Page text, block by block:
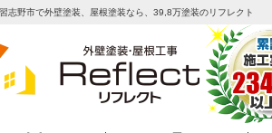
志野市で外壁塗装、屋根塗装なら、39,8万塗装のリフレクト